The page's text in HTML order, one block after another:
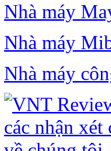
Nhà máy
Nhà máy
Nhà máy